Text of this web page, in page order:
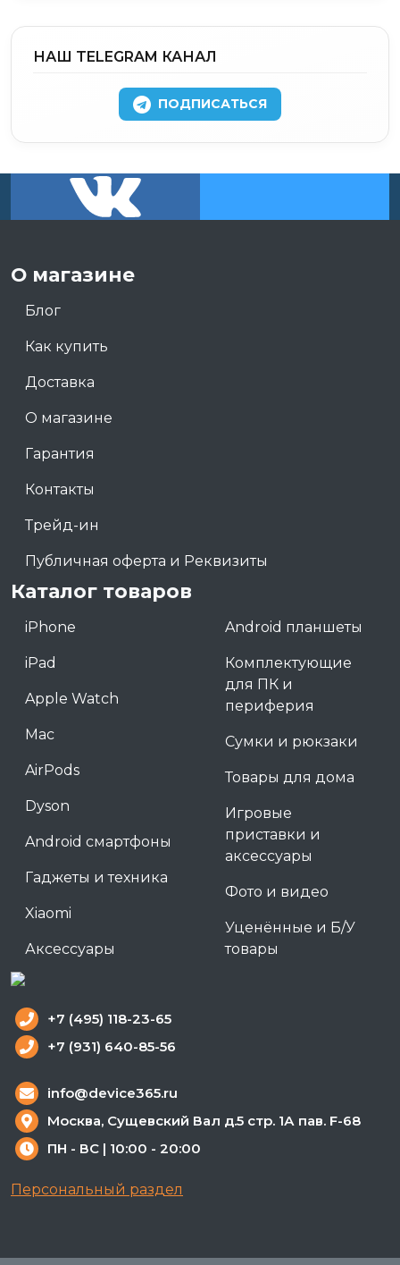
НАШ TELEGRAM КАНАЛ
ПОДПИСАТЬСЯ
О магазине
Блог
Как купить
Доставка
О магазине
Гарантия
Контакты
Трейд-ин
Публичная оферта и Реквизиты
Каталог товаров
iPhone
iPad
Apple Watch
Mac
AirPods
Dyson
Android смартфоны
Гаджеты и техника
Xiaomi
Аксессуары
Android планшеты
Комплектующие
для ПК и
периферия
Сумки и рюкзаки
Товары для дома
Игровые
приставки и
аксессуары
Фото и видео
Уценённые и Б/У
товары
+7 (495) 118-23-65
+7 (931) 640-85-56
info@device365.ru
Москва, Сущевский Вал д.5 стр. 1А пав. F-68
ПН - ВС | 10:00 - 20:00
Персональный раздел